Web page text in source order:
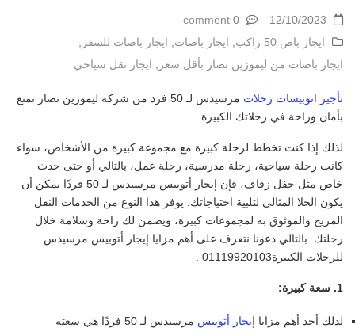
12/10/2023
ايجار باص 50 راكب
ايجار باصات ايجار باصات للسفر
ايجار باصات من ليموزين نصار بأقل سعر
ايجار نقل سياحي
0 comment
تأجير اتوبيسات رحلات
مرسيدس لـ 50 فرد من شركه ليموزين نصار تمتع
بأمان وراحة في رحلاتك الكبيرة.
لذلك إذا كنت تخطط لرحلة كبيرة مع مجموعة كبيرة من الأشخاص، سواء
كانت رحلة سياحية، رحلة مدرسية، رحلة عمل، بالتالي أو حتى حدث
خاص مثل حفل زفاف، فإن إيجار أتوبيس مرسيدس لـ 50 فردًا يمكن أن
يكون الحلا المثالي لتلبية احتياجاتك. يوفر هذا النوع من الخدمات النقل
المريح والموثوق به لمجموعات كبيرة، ويضمن لك راحة وسلامة خلال
رحلتك. بالتالي دعونا نتعرف على أهم مزايا إيجار أتوبيس مرسيدس
للرحلات الكبيرة01119920103 .
1. سعة كبيرة:
لذلك أحد أهم مزايا إيجار أتوبيس
مرسيدس لـ 50 فردًا هي سعته